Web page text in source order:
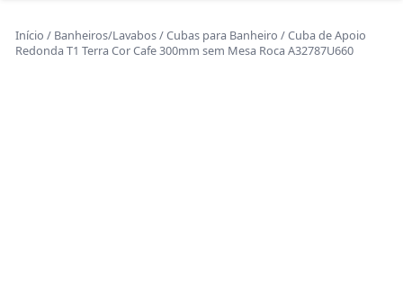
Início / Banheiros/Lavabos/Cubas para Banheiro / Cuba de Apoio
Redonda T1 Terra Cor Cafe 300mm sem Mesa Roca A32787U660